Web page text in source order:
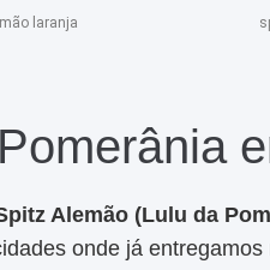
laranja
Alemão (Lulu da
onde já entregamos